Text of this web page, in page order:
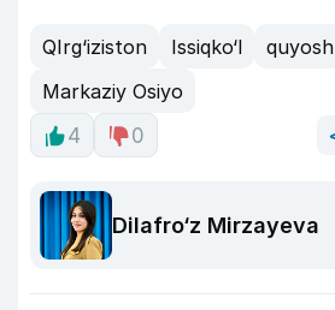
QIrg‘iziston Issiqko‘l
Markaziy Osiyo
4
0
Dilafro‘z Mirzayeva